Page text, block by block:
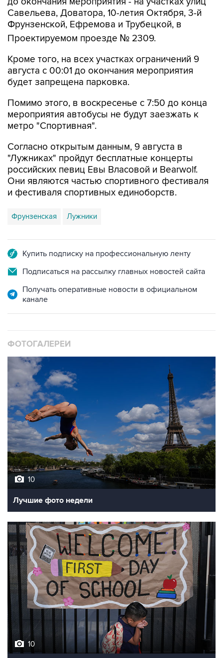
Савельева, Доватора, 10-летия Октября, 3-й
Фрунзенской, Ефремова и Трубецкой, в
Проектируемом проезде № 2309.
Кроме того, на всех участках ограничений 9
августа с 00:01 до окончания мероприятия
будет запрещена парковка.
Помимо этого, в воскресенье с 7:50 до конца
мероприятия автобусы не будут заезжать к
метро "Спортивная".
Согласно открытым данным, 9 августа в
"Лужниках" пройдут бесплатные концерты
российских певиц Евы Власовой и Bearwolf.
Они являются частью спортивного фестиваля
и фестиваля спортивных единоборств.
Фрунзенская Лужники
Купить подписку на профессиональную ленту
Подписаться на рассылку главных новостей сайта
Получать оперативные новости в официальном
канале
ФОТОГАЛЕРЕИ
10
Лучшие фото недели
10